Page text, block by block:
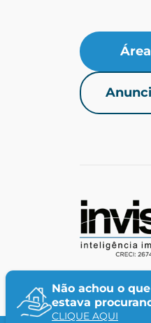
Não achou o que
estava
CLIQUE AQUI